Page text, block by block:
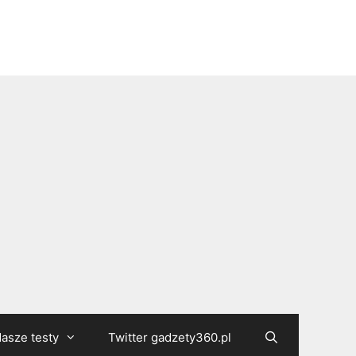
testy Twitter gadzety360.pl